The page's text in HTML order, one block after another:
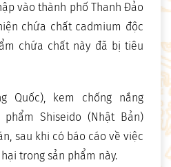
vào thành phố Thanh Đảo
chứa chất cadmium độc
chứa chất này đã bị tiêu
Quốc), kem chống nắng
Shiseido (Nhật Bản)
sau khi có báo cáo về việc
trong sản phẩm này.